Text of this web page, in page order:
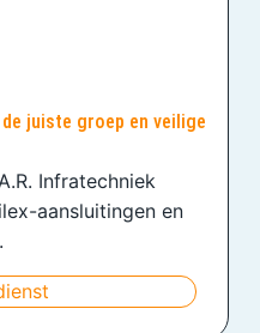
juiste groep en veilige
Infratechniek
aansluitingen en